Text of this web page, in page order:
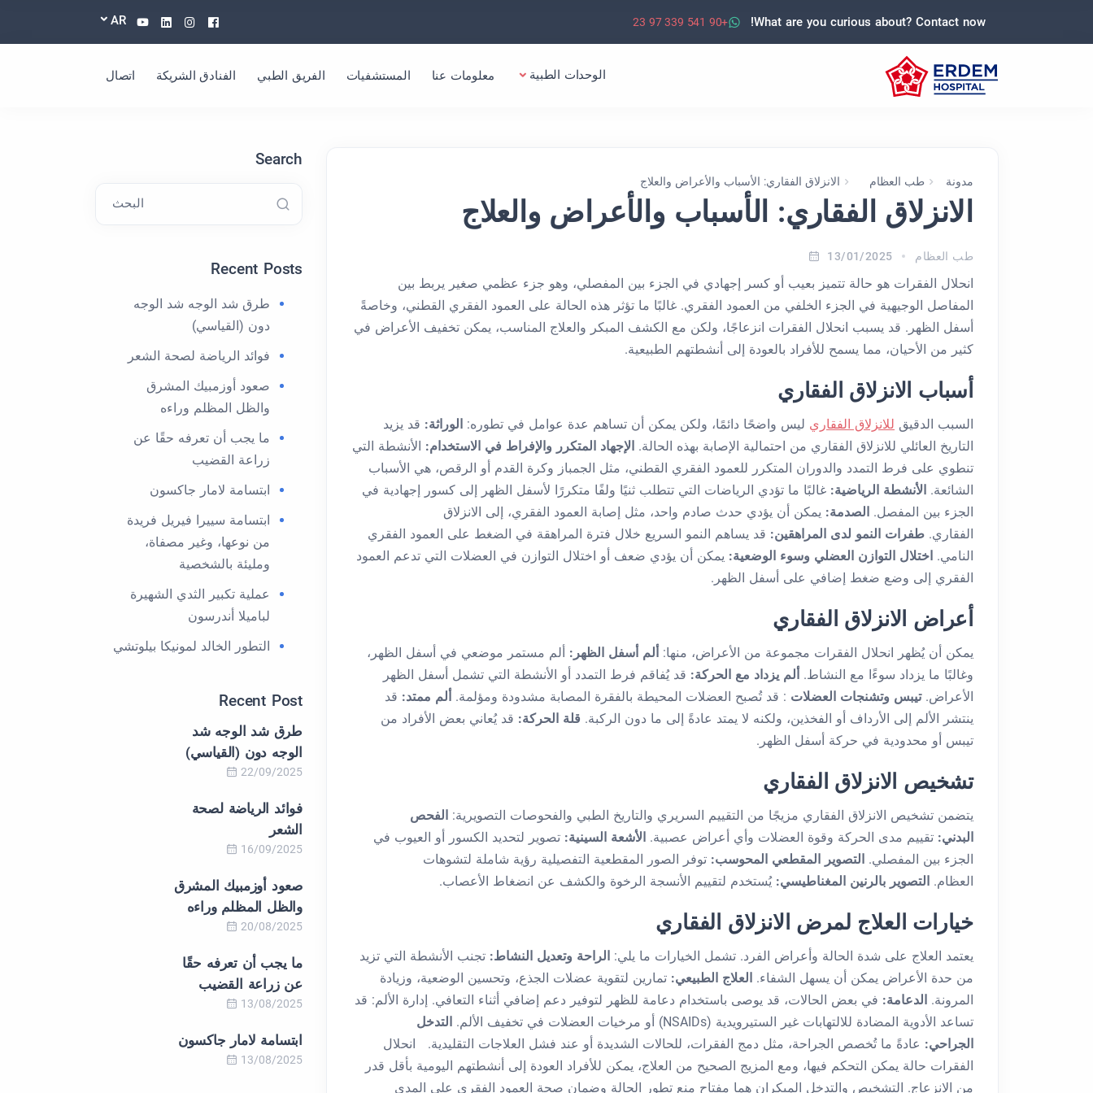
What are you curious about? Contact now!
+90 541 339 97 23
Facebook
Instagram
Linkedin
Youtube
AR
الوحدات الطبية معلومات عنا المستشفيات الفريق الطبي الفنادق الشريكة اتصال
مدونة طب العظام الانزلاق الفقاري: الأسباب والأعراض والعلاج
الانزلاق الفقاري: الأسباب والأعراض والعلاج
طب العظام 13/01/2025
انحلال الفقرات هو حالة تتميز بعيب أو كسر إجهادي في الجزء بين المفصلي، وهو جزء عظمي صغير يربط بين
المفاصل الوجيهية في الجزء الخلفي من العمود الفقري. غالبًا ما تؤثر هذه الحالة على العمود الفقري القطني، وخاصةً
أسفل الظهر. قد يسبب انحلال الفقرات انزعاجًا، ولكن مع الكشف المبكر والعلاج المناسب، يمكن تخفيف الأعراض في
كثير من الأحيان، مما يسمح للأفراد بالعودة إلى أنشطتهم الطبيعية.
أسباب الانزلاق الفقاري
السبب الدقيق للانزلاق الفقاري ليس واضحًا دائمًا، ولكن يمكن أن تساهم عدة عوامل في تطوره: الوراثة: قد يزيد
التاريخ العائلي للانزلاق الفقاري من احتمالية الإصابة بهذه الحالة. الإجهاد المتكرر والإفراط في الاستخدام: الأنشطة التي
تنطوي على فرط التمدد والدوران المتكرر للعمود الفقري القطني، مثل الجمباز وكرة القدم أو الرقص، هي الأسباب
الشائعة. الأنشطة الرياضية: غالبًا ما تؤدي الرياضات التي تتطلب ثنيًا ولفًا متكررًا لأسفل الظهر إلى كسور إجهادية في
الجزء بين المفصل. الصدمة: يمكن أن يؤدي حدث صادم واحد، مثل إصابة العمود الفقري، إلى الانزلاق
الفقاري. طفرات النمو لدى المراهقين: قد يساهم النمو السريع خلال فترة المراهقة في الضغط على العمود الفقري
النامي. اختلال التوازن العضلي وسوء الوضعية: يمكن أن يؤدي ضعف أو اختلال التوازن في العضلات التي تدعم العمود
الفقري إلى وضع ضغط إضافي على أسفل الظهر.
أعراض الانزلاق الفقاري
يمكن أن يُظهر انحلال الفقرات مجموعة من الأعراض، منها: ألم أسفل الظهر: ألم مستمر موضعي في أسفل الظهر،
وغالبًا ما يزداد سوءًا مع النشاط. ألم يزداد مع الحركة: قد يُفاقم فرط التمدد أو الأنشطة التي تشمل أسفل الظهر
الأعراض.​​تيبس وتشنجات العضلات : قد تُصبح العضلات المحيطة بالفقرة المصابة مشدودة ومؤلمة. ألم ممتد: قد
ينتشر الألم إلى الأرداف أو الفخذين، ولكنه لا يمتد عادةً إلى ما دون الركبة. قلة الحركة: قد يُعاني بعض الأفراد من
تيبس أو محدودية في حركة أسفل الظهر.
تشخيص الانزلاق الفقاري
يتضمن تشخيص الانزلاق الفقاري مزيجًا من التقييم السريري والتاريخ الطبي والفحوصات التصويرية: الفحص
البدني: تقييم مدى الحركة وقوة العضلات وأي أعراض عصبية. الأشعة السينية: تصوير لتحديد الكسور أو العيوب في
الجزء بين المفصلي. التصوير المقطعي المحوسب: توفر الصور المقطعية التفصيلية رؤية شاملة لتشوهات
العظام. التصوير بالرنين المغناطيسي:يُستخدم لتقييم الأنسجة الرخوة والكشف عن انضغاط الأعصاب.
خيارات العلاج لمرض الانزلاق الفقاري
يعتمد العلاج على شدة الحالة وأعراض الفرد. تشمل الخيارات ما يلي: الراحة وتعديل النشاط: تجنب الأنشطة التي تزيد
من حدة الأعراض يمكن أن يسهل الشفاء. العلاج الطبيعي: تمارين لتقوية عضلات الجذع، وتحسين الوضعية، وزيادة
المرونة. الدعامة: في بعض الحالات، قد يوصى باستخدام دعامة للظهر لتوفير دعم إضافي أثناء التعافي. إدارة الألم: قد
تساعد الأدوية المضادة للالتهابات غير الستيرويدية (NSAIDs) أو مرخيات العضلات في تخفيف الألم.
التدخل
الجراحي: عادةً ما تُخصص الجراحة، مثل دمج الفقرات، للحالات الشديدة أو عند فشل العلاجات التقليدية.
انحلال
الفقرات حالة يمكن التحكم فيها، ومع المزيج الصحيح من العلاج، يمكن للأفراد العودة إلى أنشطتهم اليومية بأقل قدر
من الانزعاج. التشخيص والتدخل المبكران هما مفتاح منع تطور الحالة وضمان صحة العمود الفقري على المدى
Search
البحث
Recent Posts
طرق شد الوجه شد الوجه
دون (القياسي)
فوائد الرياضة لصحة الشعر
صعود أوزمبيك المشرق
والظل المظلم وراءه
ما يجب أن تعرفه حقًا عن
زراعة القضيب
ابتسامة لامار جاكسون
ابتسامة سييرا فيريل فريدة
من نوعها، وغير مصفاة،
ومليئة بالشخصية
عملية تكبير الثدي الشهيرة
لباميلا أندرسون
التطور الخالد لمونيكا بيلوتشي
Recent Post
طرق شد الوجه شد
الوجه دون (القياسي)
22/09/2025
فوائد الرياضة لصحة
الشعر
16/09/2025
صعود أوزمبيك المشرق
والظل المظلم وراءه
20/08/2025
ما يجب أن تعرفه حقًا
عن زراعة القضيب
13/08/2025
ابتسامة لامار جاكسون
13/08/2025